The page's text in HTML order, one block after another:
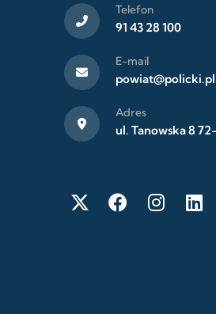
Telefon
91 43 28 100
E-mail
powiat@policki.pl
Adres
ul. Tanowska 8